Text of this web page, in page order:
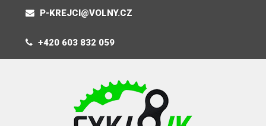
P-KREJCI@VOLNY.CZ
+420 603 832 059